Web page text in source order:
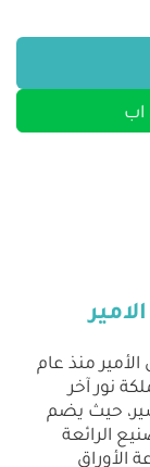
اب
منذ عام
نور آخر
حيث يضم
الرائعة